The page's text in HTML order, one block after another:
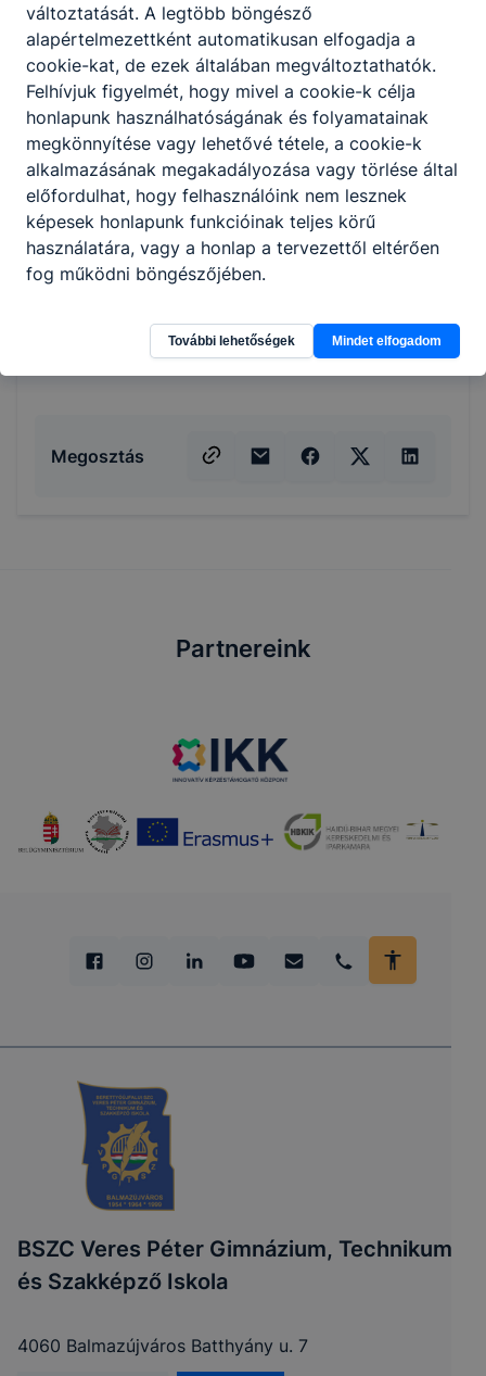
Megosztás
Partnereink
BSZC Veres Péter Gimnázium, Technikum
és Szakképző Iskola
4060 Balmazújváros Batthyány u. 7
változtatását. A legtöbb böngésző
alapértelmezettként automatikusan elfogadja a
cookie-kat, de ezek általában megváltoztathatók.
Felhívjuk figyelmét, hogy mivel a cookie-k célja
honlapunk használhatóságának és folyamatainak
megkönnyítése vagy lehetővé tétele, a cookie-k
alkalmazásának megakadályozása vagy törlése által
előfordulhat, hogy felhasználóink nem lesznek
képesek honlapunk funkcióinak teljes körű
használatára, vagy a honlap a tervezettől eltérően
fog működni böngészőjében.
További lehetőségek Mindet elfogadom